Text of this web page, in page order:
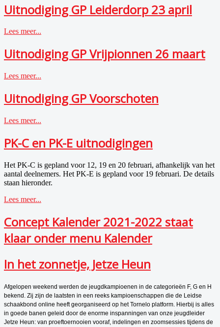
Uitnodiging GP Leiderdorp 23 april
Lees meer...
Uitnodiging GP Vrijpionnen 26 maart
Lees meer...
Uitnodiging GP Voorschoten
Lees meer...
PK-C en PK-E uitnodigingen
Het PK-C is gepland voor 12, 19 en 20 februari, afhankelijk van het
aantal deelnemers. Het PK-E is gepland voor 19 februari. De details
staan hieronder.
Lees meer...
Concept Kalender 2021-2022 staat
klaar onder menu Kalender
In het zonnetje, Jetze Heun
Afgelopen weekend werden de jeugdkampioenen in de categorieën F, G en H
bekend. Zij zijn de laatsten in een reeks kampioenschappen die de Leidse
schaakbond online heeft georganiseerd op het Tornelo platform. Hierbij is alles
in goede banen geleid door de enorme inspanningen van onze jeugdleider
Jetze Heun: van proeftoernooien vooraf, indelingen en zoomsessies tijdens de